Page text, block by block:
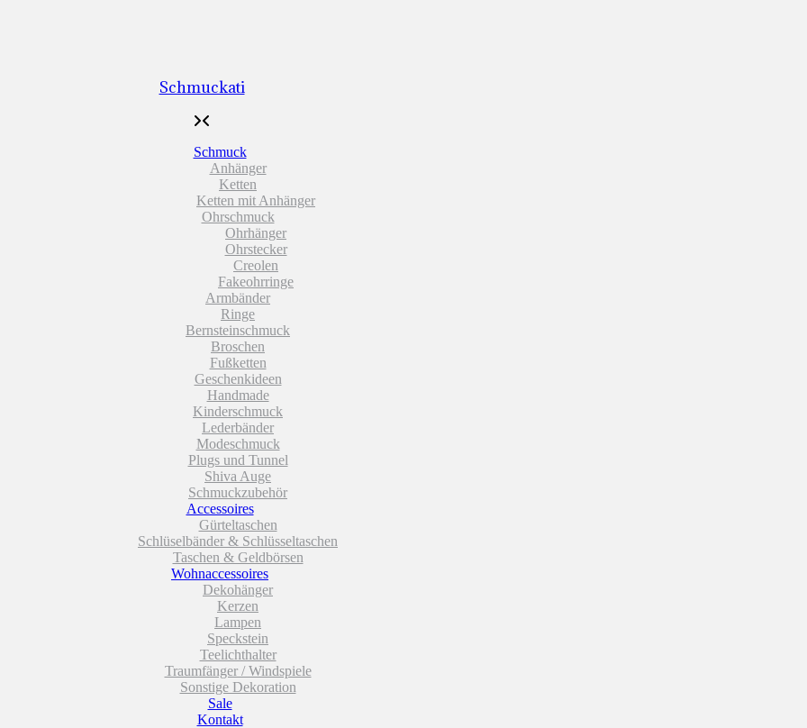
Schmuckati
Schmuck
Anhänger
Ketten
Ketten mit Anhänger
Ohrschmuck
Ohrhänger
Ohrstecker
Creolen
Fakeohrringe
Armbänder
Ringe
Bernsteinschmuck
Broschen
Fußketten
Geschenkideen
Handmade
Kinderschmuck
Lederbänder
Modeschmuck
Plugs und Tunnel
Shiva Auge
Schmuckzubehör
Accessoires
Gürteltaschen
Schlüselbänder & Schlüsseltaschen
Taschen & Geldbörsen
Wohnaccessoires
Dekohänger
Kerzen
Lampen
Speckstein
Teelichthalter
Traumfänger / Windspiele
Sonstige Dekoration
Sale
Kontakt